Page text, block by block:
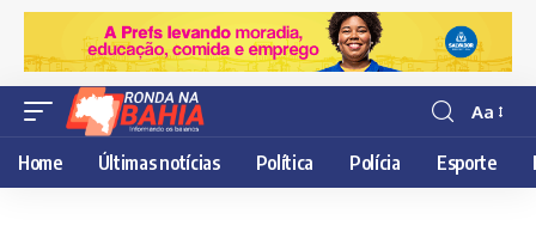
Resisor
de
fonte
Aa
Home Últimas notícias Política Polícia Esporte